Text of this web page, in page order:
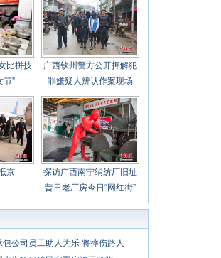
比拼技
节”
广西钦州警方公开押解犯
罪嫌疑人辨认作案现场
京
探访广西南宁绢纺厂旧址
昔日老厂房今日“网红街”
包公司员工助人为乐 将摔伤路人